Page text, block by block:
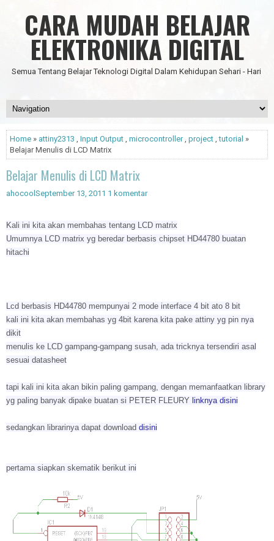
CARA MUDAH BELAJAR
ELEKTRONIKA DIGITAL
Semua Tentang Belajar Teknologi Digital Dalam Kehidupan Sehari - Hari
Home » attiny2313 , Input Output , microcontroller, project ,tutorial »
Belajar Menulis di LCD Matrix
Belajar Menulis di LCD Matrix
ahocool September 13, 2011 1 komentar
Kali ini kita akan membahas tentang LCD matrix
Umumnya LCD matrix yg beredar berbasis chipset HD44780 buatan
hitachi
Lcd berbasis HD44780 mempunyai 2 mode interface 4 bit ato 8 bit
kali ini kita akan membahas yg 4bit karena kita pake attiny yg pin nya
dikit
menulis ke LCD gampang-gampang susah, ada tricknya tersendiri asal
sesuai datasheet
tapi kali ini kita akan bikin paling gampang, dengan memanfaatkan library
yg paling banyak dipake buatan si PETER FLEURY linknya disini
sedangkan librarinya dapat download disini
pertama siapkan skematik berikut ini